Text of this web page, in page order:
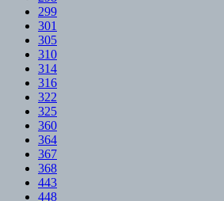
299
301
305
310
314
316
322
325
360
364
367
368
443
448